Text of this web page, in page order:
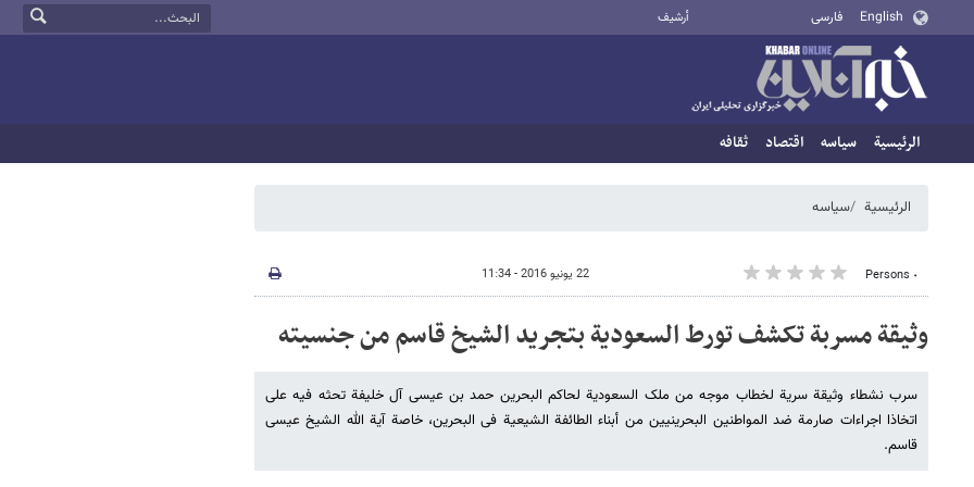
English فارسی أرشيف
الرئيسية سیاسه اقتصاد ثقافه
الرئيسية سیاسه
٠ Persons 22 يونيو 2016 - 11:34
وثیقة مسربة تکشف تورط السعودیة بتجرید الشیخ قاسم من جنسیته
سرب نشطاء وثیقة سریة لخطاب موجه من ملک السعودیة لحاکم البحرین حمد بن عیسى آل خلیفة تحثه فیه على
اتخاذا اجراءات صارمة ضد المواطنین البحرینیین من أبناء الطائفة الشیعیة فی البحرین، خاصة آیة الله الشیخ عیسى
قاسم.